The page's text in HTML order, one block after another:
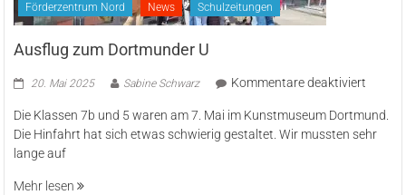
Förderzentrum Nord News Schulzeitungen
Ausflug zum Dortmunder U
20. Mai 2025 Sabine Schwarz Kommentare deaktiviert
zum
Die Klassen 7b und 5 waren am 7. Mai im Kunstmuseum Dortmund.
Die Hinfahrt hat sich etwas schwierig gestaltet. Wir mussten sehr
lange auf
Mehr lesen